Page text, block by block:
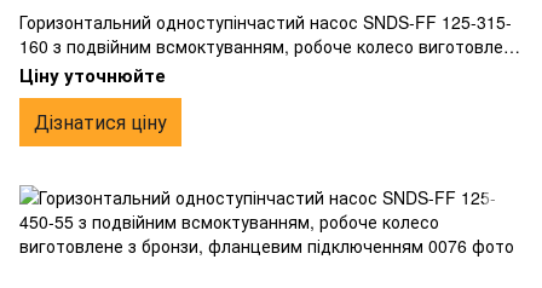
Горизонтальний одноступінчастий насос SNDS-FF 125-315-
160 з подвійним всмоктуванням, робоче колесо виготовлене
з бронзи, фланцевим підключенням.
Ціну уточнюйте
Дізнатися ціну